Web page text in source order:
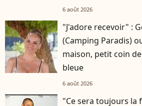
6 août 2026
"J'adore recevoir" :
(Camping Paradis)
maison, petit coin
bleue
6 août 2026
"Ce sera toujours la